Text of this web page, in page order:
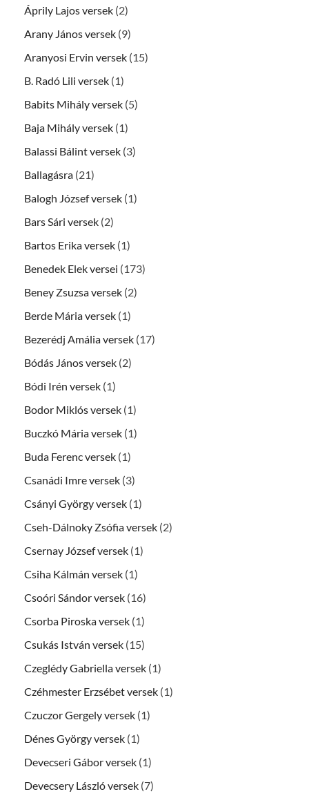
Áprily Lajos versek (2)
Arany János versek (9)
Aranyosi Ervin versek (15)
B. Radó Lili versek (1)
Babits Mihály versek (5)
Baja Mihály versek (1)
Balassi Bálint versek (3)
Ballagásra (21)
Balogh József versek (1)
Bars Sári versek (2)
Bartos Erika versek (1)
Benedek Elek versei (173)
Beney Zsuzsa versek (2)
Berde Mária versek (1)
Bezerédj Amália versek (17)
Bódás János versek (2)
Bódi Irén versek (1)
Bodor Miklós versek (1)
Buczkó Mária versek (1)
Buda Ferenc versek (1)
Csanádi Imre versek (3)
Csányi György versek (1)
Cseh-Dálnoky Zsófia versek (2)
Csernay József versek (1)
Csiha Kálmán versek (1)
Csoóri Sándor versek (16)
Csorba Piroska versek (1)
Csukás István versek (15)
Czeglédy Gabriella versek (1)
Czéhmester Erzsébet versek (1)
Czuczor Gergely versek (1)
Dénes György versek (1)
Devecseri Gábor versek (1)
Devecsery László versek (7)